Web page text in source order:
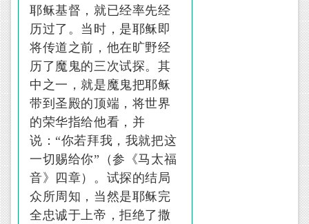
耶稣基督，就已经率先经
历过了。当时，是耶稣即
将传道之前，他在旷野经
历了魔鬼的三次试探。其
中之一，就是魔鬼把耶稣
带到圣殿的顶端，将世界
的荣华指给他看，并
说：“你若拜我，我就把这
一切赐给你”（参《马太福
音》四章）。试探的结局
众所周知，当然是耶稣完
全忠诚于上帝，拒绝了撒